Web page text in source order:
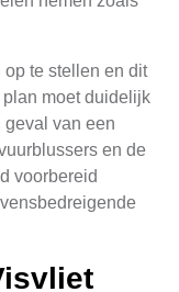
te stellen en dit
moet duidelijk
geval van een
en de
voorbereid